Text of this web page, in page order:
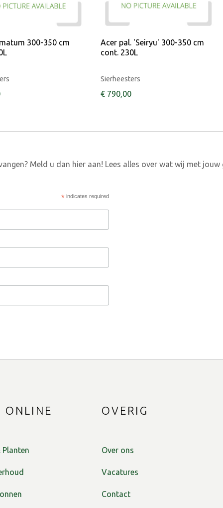
300-350 cm
Acer pal. 'Seiryu' 300-350 cm
cont. 230L
Sierheesters
€ 790,00
Meld u dan hier aan! Lees alles over wat wij met jouw
*indicates required
ONLINE
Planten
OVERIG
Over ons
Vacatures
Contact